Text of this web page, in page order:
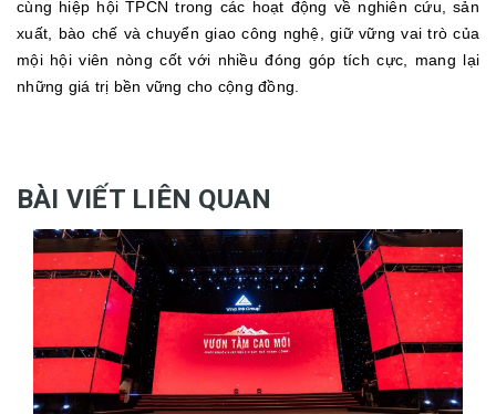
cùng hiệp hội TPCN trong các hoạt động về nghiên cứu, sản
xuất, bào chế và chuyển giao công nghệ, giữ vững vai trò của
mội hội viên nòng cốt với nhiều đóng góp tích cực, mang lại
những giá trị bền vững cho cộng đồng.
BÀI VIẾT LIÊN QUAN